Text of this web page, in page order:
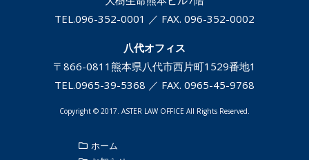
TEL.096-352-0001 ／ FAX. 096-352-0002
八代オフィス
〒866-0811 熊本県八代市西片町1529番地1
TEL.0965-39-5368 ／ FAX. 0965-45-9768
Copyright © 2017. ASTER LAW OFFICE All Rights Reserved.
ホーム